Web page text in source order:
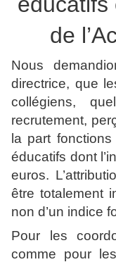
de
Nous
directrice, que
collégiens,
recrutement,
la part
éducatifs dont
euros.
être totalement
non d’un indice
Pour les
comme pour